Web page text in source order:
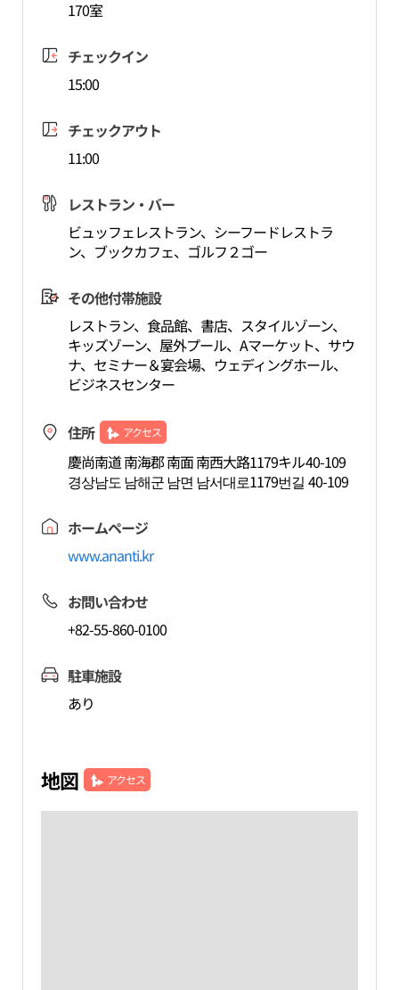
170室
チェックイン
15:00
チェックアウト
11:00
レストラン・バー
ビュッフェレストラン、シーフードレストラ
ン、ブックカフェ、ゴルフ２ゴー
その他付帯施設
レストラン、食品館、書店、スタイルゾーン、
キッズゾーン、屋外プール、Aマーケット、サウ
ナ、セミナー＆宴会場、ウェディングホール、
ビジネスセンター
住所 アクセス
慶尚南道 南海郡 南面 南西大路1179キル40-109
경상남도 남해군 남면 남서대로1179번길 40-109
ホームページ
www.ananti.kr
お問い合わせ
+82-55-860-0100
駐車施設
あり
地図 アクセス